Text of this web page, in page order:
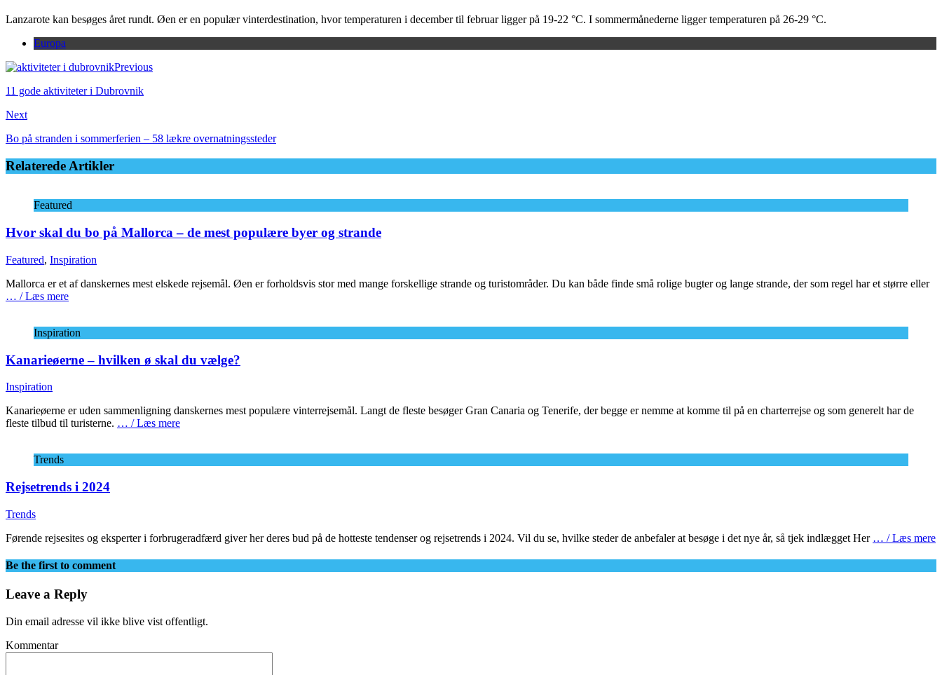
Lanzarote kan besøges året rundt. Øen er en populær vinterdestination, hvor temperaturen i december til februar ligger på 19-22 °C. I sommermånederne ligger temperaturen på 26-29 °C.
Europa
Previous
11 gode aktiviteter i Dubrovnik
Next
Bo på stranden i sommerferien – 58 lækre overnatningssteder
Relaterede Artikler
Featured
Hvor skal du bo på Mallorca – de mest populære byer og strande
Featured, Inspiration
Mallorca er et af danskernes mest elskede rejsemål. Øen er forholdsvis stor med mange forskellige strande og turistområder. Du kan både finde små rolige bugter og lange strande, der som regel har et større eller
… / Læs mere
Inspiration
Kanarieøerne – hvilken ø skal du vælge?
Inspiration
Kanarieøerne er uden sammenligning danskernes mest populære vinterrejsemål. Langt de fleste besøger Gran Canaria og Tenerife, der begge er nemme at komme til på en charterrejse og som generelt har de
fleste tilbud til turisterne. … / Læs mere
Trends
Rejsetrends i 2024
Trends
Førende rejsesites og eksperter i forbrugeradfærd giver her deres bud på de hotteste tendenser og rejsetrends i 2024. Vil du se, hvilke steder de anbefaler at besøge i det nye år, så tjek indlægget Her … / Læs mere
Be the first to comment
Leave a Reply
Din email adresse vil ikke blive vist offentligt.
Kommentar